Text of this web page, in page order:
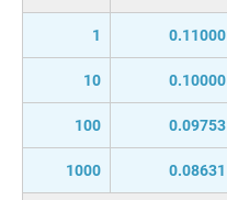
1 0.11000
10 0.10000
100 0.09753
1000 0.08631